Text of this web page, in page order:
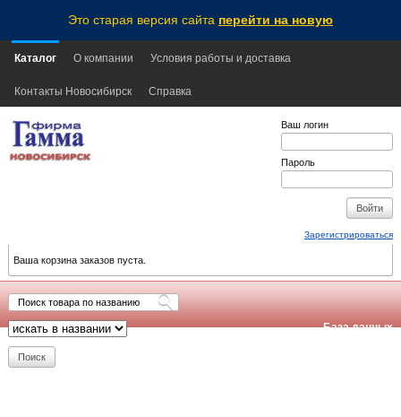
Это старая версия сайта перейти на новую
Каталог О компании Условия работы и доставка
Контакты Новосибирск Справка
Ваш логин
Пароль
Зарегистрироваться
Ваша корзина заказов пуста.
База данных